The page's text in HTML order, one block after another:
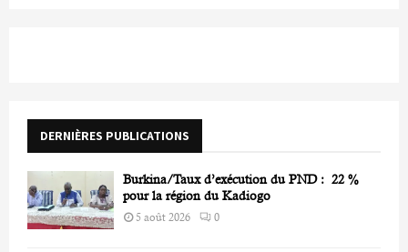
r
DERNIÈRES PUBLICATIONS
Burkina/Taux d’exécution du PND : 22 %
pour la région du Kadiogo
5 août 2026 0